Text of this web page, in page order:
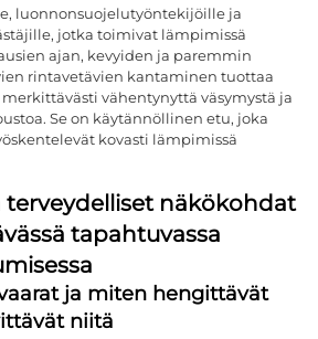
luonnonsuojelutyöntekijöille ja
jotka toimivat lämpimissä
ajan, kevyiden ja paremmin
rintavetävien kantaminen tuottaa
vähentynyttä väsymystä ja
Se on käytännöllinen etu, joka
kovasti lämpimissä
terveydelliset näkökohdat
tapahtuvassa
ja miten hengittävät
niitä